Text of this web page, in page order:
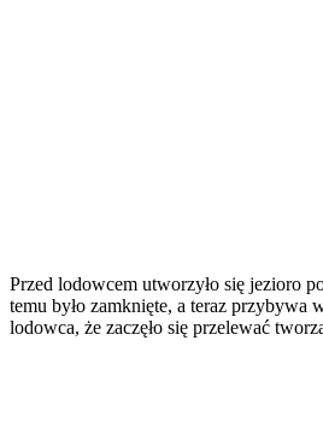
Przed lodowcem utworzyło się jezioro
temu było zamknięte, a teraz przybywa
lodowca, że zaczęło się przelewać